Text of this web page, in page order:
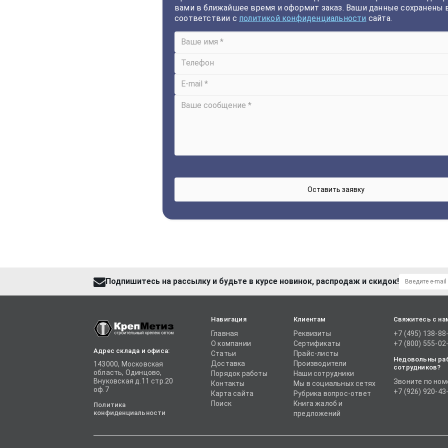
вами в ближайшее время и оформит заказ. Ваши данные сохранены
соответствии с политикой конфиденциальности сайта.
Подпишитесь на рассылку и будьте в курсе новинок, распродаж и скидок!
Адрес склада и офиса:
143000, Московская
область, Одинцово,
Внуковская д.11 стр.20
оф.7
Политика
конфиденциальности
Навигация
Главная
О компании
Статьи
Доставка
Порядок работы
Контакты
Карта сайта
Поиск
Клиентам
Реквизиты
Сертификаты
Прайс-листы
Производители
Наши сотрудники
Мы в социальных сетях
Рубрика вопрос-ответ
Книга жалоб и
предложений
Свяжитесь с
+7 (495) 138-
+7 (800) 555-
Недовольны
сотрудников?
Звоните по
+7 (926) 920-